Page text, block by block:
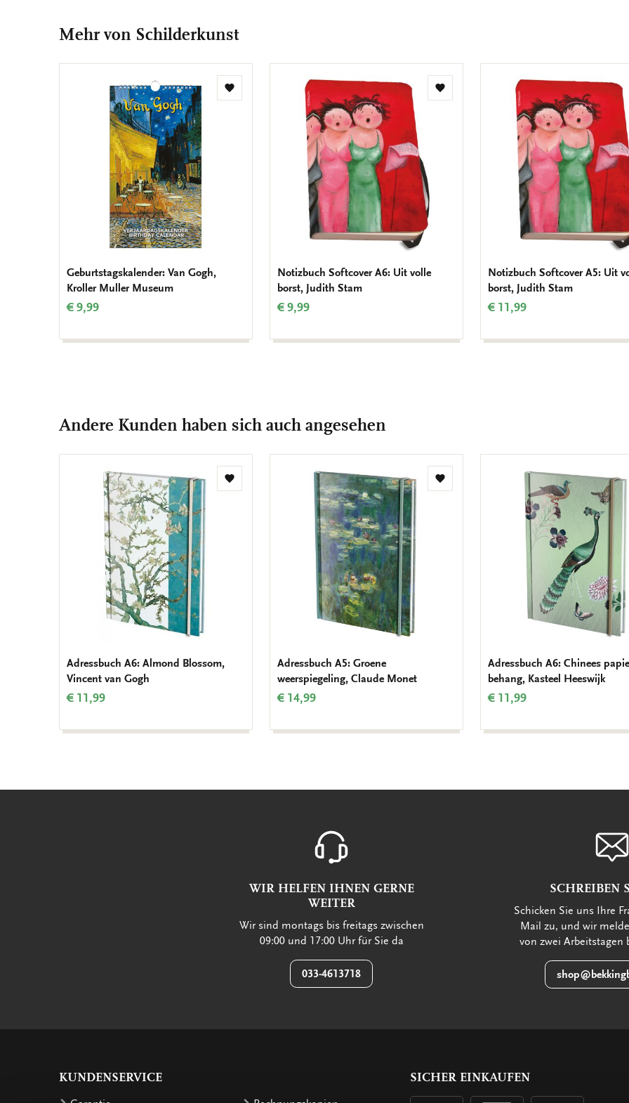
Mehr von Schilderkunst
Zur
Geburtstagskalender: Van Gogh,
Kroller Muller Museum
€ 9,99
Zur
Notizbuch Softcover A6: Uit volle
borst, Judith Stam
€ 9,99
Notizbuch Softcover A5: Uit
borst, Judith Stam
€ 11,99
Andere Kunden haben sich auch angesehen
Zur
Adressbuch A6: Almond Blossom,
Vincent van Gogh
€ 11,99
Zur
Adressbuch A5: Groene
weerspiegeling, Claude Monet
€ 14,99
Adressbuch A6: Chinees
behang, Kasteel Heeswijk
€ 11,99
WIR HELFEN IHNEN GERNE
WEITER
Wir sind montags bis freitags zwischen
09:00 und 17:00 Uhr für Sie da
033-4613718
SCHREIBEN
Schicken Sie uns Ihre
Mail zu, und wir
von zwei Arbeitstagen
KUNDENSERVICE SICHER EINKAUFEN